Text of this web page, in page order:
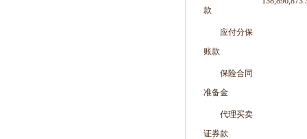
款
应付分保
账款
保险合同
准备金
代理买卖
证券款